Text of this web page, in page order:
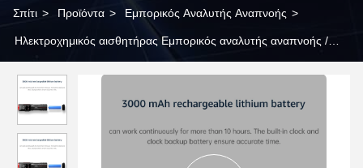
Σπίτι > Προϊόντα > Εμπορικός Αναλυτής Αναπνοής >
Ηλεκτροχημικός αισθητήρας Εμπορικός αναλυτής αναπνοής /